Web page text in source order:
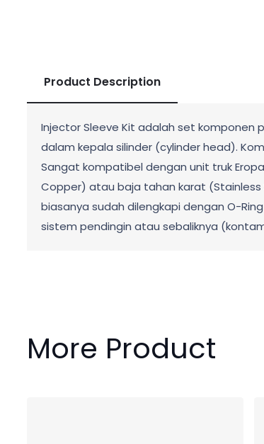
Product Description
Injector Sleeve Kit adalah set komponen
dalam kepala silinder (cylinder head).
Sangat kompatibel dengan unit truk
Copper) atau baja tahan karat
biasanya sudah dilengkapi dengan O-
sistem pendingin atau sebaliknya
More Product